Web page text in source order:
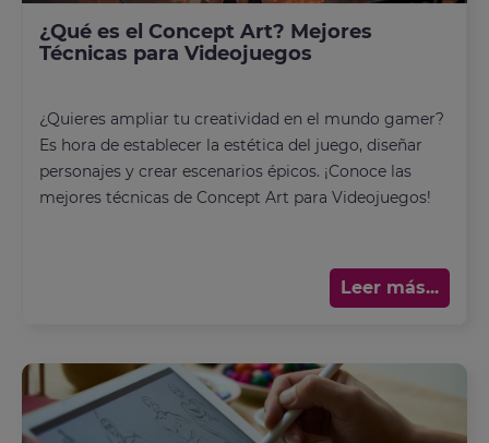
¿Qué es el Concept Art? Mejores
Técnicas para Videojuegos
¿Quieres ampliar tu creatividad en el mundo gamer?
Es hora de establecer la estética del juego, diseñar
personajes y crear escenarios épicos. ¡Conoce las
mejores técnicas de Concept Art para Videojuegos!
Leer más...